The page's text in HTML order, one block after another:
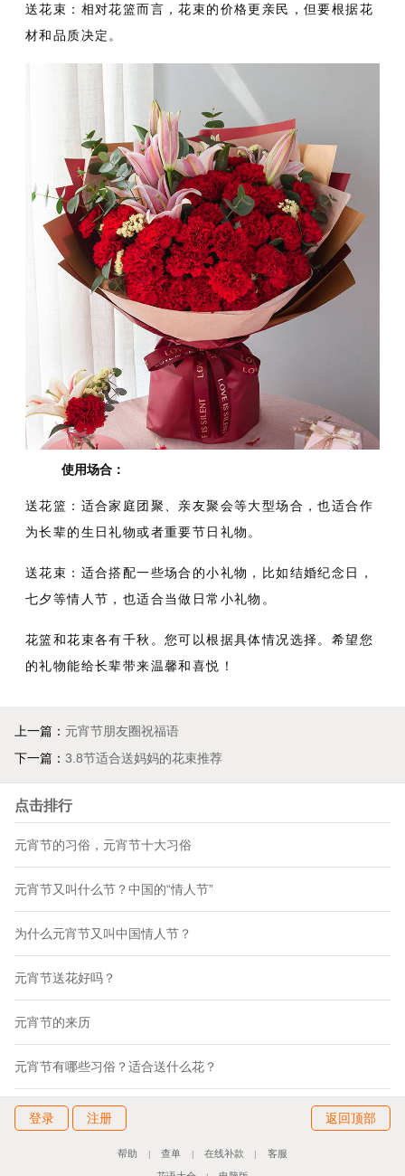
送花束：相对花篮而言，花束的价格更亲民，但要根据花
材和品质决定。
使用场合：
送花篮：适合家庭团聚、亲友聚会等大型场合，也适合作
为长辈的生日礼物或者重要节日礼物。
送花束：适合搭配一些场合的小礼物，比如结婚纪念日，
七夕等情人节，也适合当做日常小礼物。
花篮和花束各有千秋。您可以根据具体情况选择。希望您
的礼物能给长辈带来温馨和喜悦！
上一篇： 元宵节朋友圈祝福语
下一篇： 3.8节适合送妈妈的花束推荐
点击排行
元宵节的习俗，元宵节十大习俗
元宵节又叫什么节？中国的“情人节”
为什么元宵节又叫中国情人节？
元宵节送花好吗？
元宵节的来历
元宵节有哪些习俗？适合送什么花？
返回顶部
登录 注册
帮助 | 查单 | 在线补款 | 客服